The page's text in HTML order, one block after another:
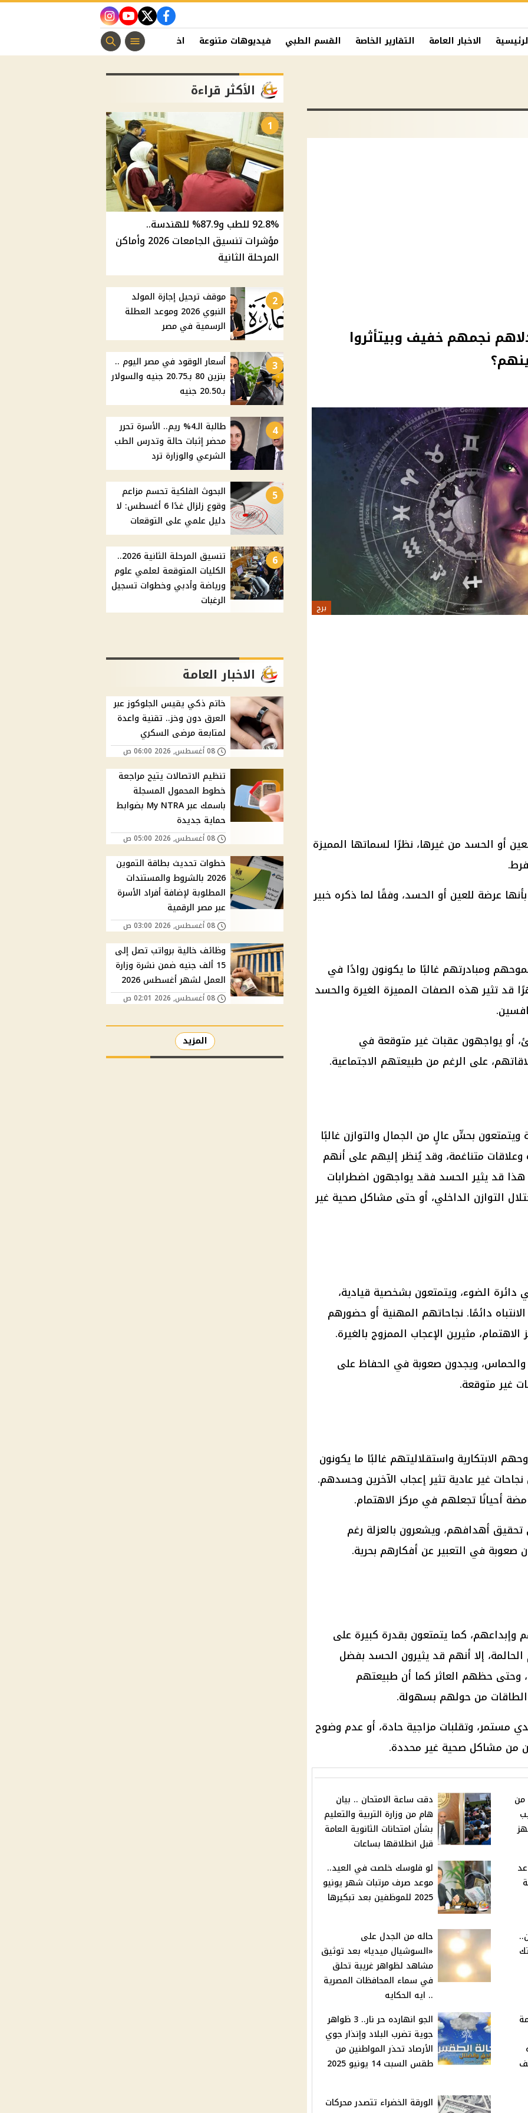
facebook
twitter
youtube
instagram
الاخبار العامة التقارير الخاصة القسم الطبي فيديوهات متنوعة اخبار الفن منوعات مسيحية
نجمهم خفيف وبيتأثروا
برج
أو الحسد من غيرها، نظرًا لسماتها المميزة
عرضة للعين أو الحسد، وفقًا لما ذكره خبير
ومبادرتهم غالبًا ما يكونون روادًا في
قد تثير هذه الصفات المميزة الغيرة والحسد
أو يواجهون عقبات غير متوقعة في
على الرغم من طبيعتهم الاجتماعية.
ويتمتعون بحسٍّ عالٍ من الجمال والتوازن غالبًا
وعلاقات متناغمة، وقد يُنظر إليهم على أنهم
قد يثير الحسد فقد يواجهون اضطرابات
التوازن الداخلي، أو حتى مشاكل صحية غير
دائرة الضوء، ويتمتعون بشخصية قيادية،
دائمًا. نجاحاتهم المهنية أو حضورهم
مثيرين الإعجاب الممزوج بالغيرة.
ويجدون صعوبة في الحفاظ على
غير متوقعة.
الابتكارية واستقلاليتهم غالبًا ما يكونون
غير عادية تثير إعجاب الآخرين وحسدهم.
أحيانًا تجعلهم في مركز الاهتمام.
أهدافهم، ويشعرون بالعزلة رغم
في التعبير عن أفكارهم بحرية.
وإبداعهم، كما يتمتعون بقدرة كبيرة على
إلا أنهم قد يثيرون الحسد بفضل
وحتى حظهم العاثر كما أن طبيعتهم
من حولهم بسهولة.
وتقلبات مزاجية حادة، أو عدم وضوح
من مشاكل صحية غير محددة.
من
دقت ساعة الامتحان .. بيان
هام من وزارة التربية والتعليم
بشأن امتحانات الثانوية العامة
قبل انطلاقها بساعات
لو فلوسك خلصت في العيد..
موعد صرف مرتبات شهر يونيو
2025 للموظفين بعد تبكيرها
حاله من الجدل على
«السوشيال ميديا» بعد توثيق
مشاهد لظواهر غريبة تحلق
في سماء المحافظات المصرية
.. ايه الحكايه
الجو انهارده حر نار.. 3 ظواهر
جوية تضرب البلاد وإنذار جوي
الأرصاد تحذر المواطنين من
طقس السبت 14 يونيو 2025
الورقة الخضراء تتصدر محركات
الأكثر قراءة
1
92.8% للطب و87.9% للهندسة..
مؤشرات تنسيق الجامعات 2026 وأماكن
المرحلة الثانية
2
موقف ترحيل إجازة المولد
النبوي 2026 وموعد العطلة
الرسمية في مصر
3
أسعار الوقود في مصر اليوم ..
بنزين 80 بـ20.75 جنيه والسولار
بـ20.50 جنيه
4
طالبة الـ4% ريم.. الأسرة تحرر
محضر إثبات حالة وتدرس الطب
الشرعي والوزارة ترد
5
البحوث الفلكية تحسم مزاعم
وقوع زلزال غدًا 6 أغسطس: لا
دليل علمي على التوقعات
6
تنسيق المرحلة الثانية 2026..
الكليات المتوقعة لعلمي علوم
ورياضة وأدبي وخطوات تسجيل
الرغبات
الاخبار العامة
خاتم ذكي يقيس الجلوكوز عبر
العرق دون وخز.. تقنية واعدة
لمتابعة مرضى السكري
08 أغسطس, 2026 06:00 ص
تنظيم الاتصالات يتيح مراجعة
خطوط المحمول المسجلة
باسمك عبر My NTRA بضوابط
حماية جديدة
08 أغسطس, 2026 05:00 ص
خطوات تحديث بطاقة التموين
2026 بالشروط والمستندات
المطلوبة لإضافة أفراد الأسرة
عبر مصر الرقمية
08 أغسطس, 2026 03:00 ص
وظائف خالية برواتب تصل إلى
15 ألف جنيه ضمن نشرة وزارة
العمل لشهر أغسطس 2026
08 أغسطس, 2026 02:01 ص
المزيد